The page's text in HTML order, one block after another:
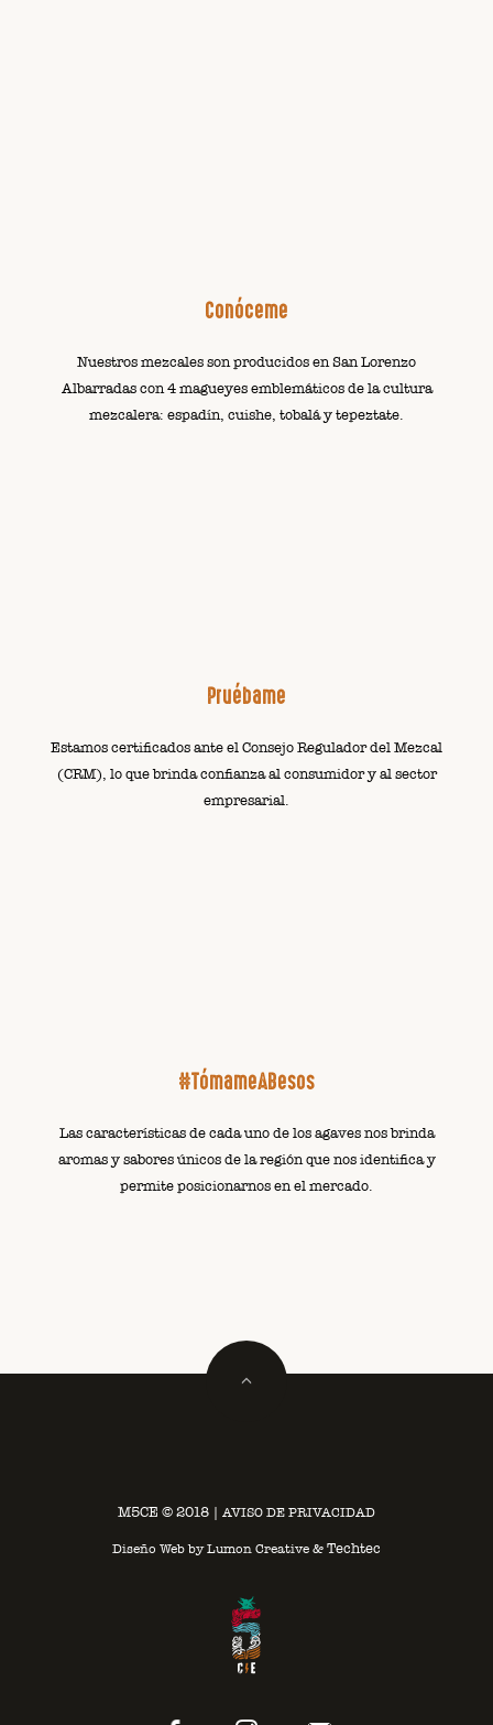
Conóceme
Nuestros mezcales son producidos en San Lorenzo
Albarradas con 4 magueyes emblemáticos de la cultura
mezcalera: espadín, cuishe, tobalá y tepeztate.
Pruébame
Estamos certificados ante el Consejo Regulador del Mezcal
(CRM), lo que brinda confianza al consumidor y al sector
empresarial.
#TómameABesos
Las características de cada uno de los agaves nos brinda
aromas y sabores únicos de la región que nos identifica y
permite posicionarnos en el mercado.
M5CE © 2018 | AVISO DE PRIVACIDAD
Diseño Web by Lumon Creative & Techtec